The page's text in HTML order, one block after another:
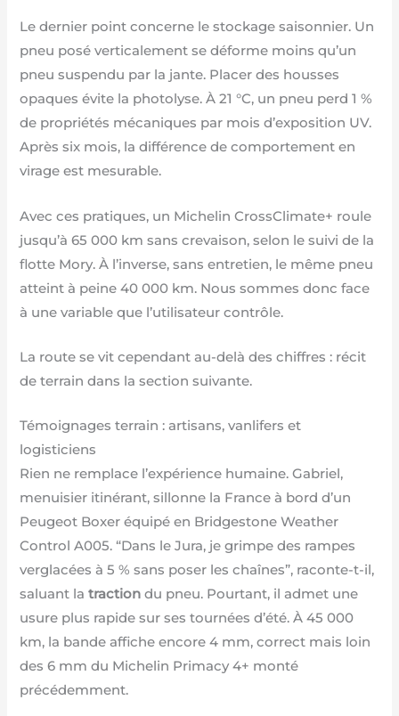
Le dernier point concerne le stockage saisonnier. Un
pneu posé verticalement se déforme moins qu’un
pneu suspendu par la jante. Placer des housses
opaques évite la photolyse. À 21 °C, un pneu perd 1 %
de propriétés mécaniques par mois d’exposition UV.
Après six mois, la différence de comportement en
virage est mesurable.
Avec ces pratiques, un Michelin CrossClimate+ roule
jusqu’à 65 000 km sans crevaison, selon le suivi de la
flotte Mory. À l’inverse, sans entretien, le même pneu
atteint à peine 40 000 km. Nous sommes donc face
à une variable que l’utilisateur contrôle.
La route se vit cependant au-delà des chiffres : récit
de terrain dans la section suivante.
Témoignages terrain : artisans, vanlifers et
logisticiens
Rien ne remplace l’expérience humaine. Gabriel,
menuisier itinérant, sillonne la France à bord d’un
Peugeot Boxer équipé en Bridgestone Weather
Control A005. “Dans le Jura, je grimpe des rampes
verglacées à 5 % sans poser les chaînes”, raconte-t-il,
saluant latraction du pneu. Pourtant, il admet une
usure plus rapide sur ses tournées d’été. À 45 000
km, la bande affiche encore 4 mm, correct mais loin
des 6 mm du Michelin Primacy 4+ monté
précédemment.